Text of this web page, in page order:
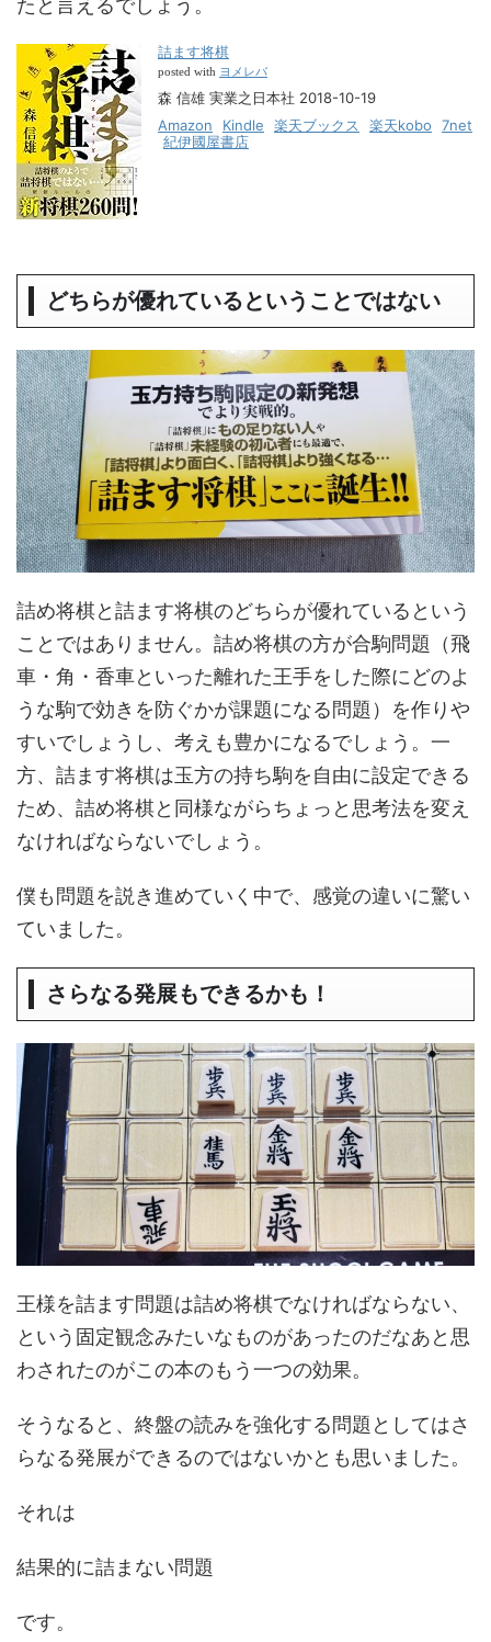
たと言えるでしょう。
詰ます将棋
posted with ヨメレバ
森 信雄 実業之日本社 2018-10-19
Amazon
Kindle 楽天ブックス 楽天kobo
7net
紀伊國屋書店
どちらが優れているということではない
詰め将棋と詰ます将棋のどちらが優れているという
ことではありません。詰め将棋の方が合駒問題（飛
車・角・香車といった離れた王手をした際にどのよ
うな駒で効きを防ぐかが課題になる問題）を作りや
すいでしょうし、考えも豊かになるでしょう。一
方、詰ます将棋は玉方の持ち駒を自由に設定できる
ため、詰め将棋と同様ながらちょっと思考法を変え
なければならないでしょう。
僕も問題を説き進めていく中で、感覚の違いに驚い
ていました。
さらなる発展もできるかも！
王様を詰ます問題は詰め将棋でなければならない、
という固定観念みたいなものがあったのだなあと思
わされたのがこの本のもう一つの効果。
そうなると、終盤の読みを強化する問題としてはさ
らなる発展ができるのではないかとも思いました。
それは
結果的に詰まない問題
です。